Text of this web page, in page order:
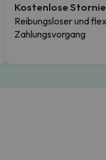
Kostenlose
Reibungsloser und
Zahlungsvorgang